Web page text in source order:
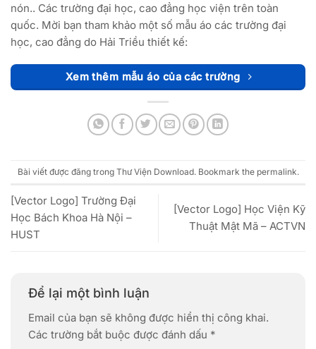
nón.. Các trường đại học, cao đẳng học viện trên toàn
quốc. Mời bạn tham khảo một số mẫu áo các trường đại
học, cao đẳng do Hải Triều thiết kế:
Xem thêm mẫu áo của các trường
Bài viết được đăng trong Thư Viện Download. Bookmark the permalink.
[Vector Logo] Trường Đại
Học Bách Khoa Hà Nội –
HUST
[Vector Logo] Học Viện Kỹ
Thuật Mật Mã – ACTVN
Để lại một bình luận
Email của bạn sẽ không được hiển thị công khai.
Các trường bắt buộc được đánh dấu *